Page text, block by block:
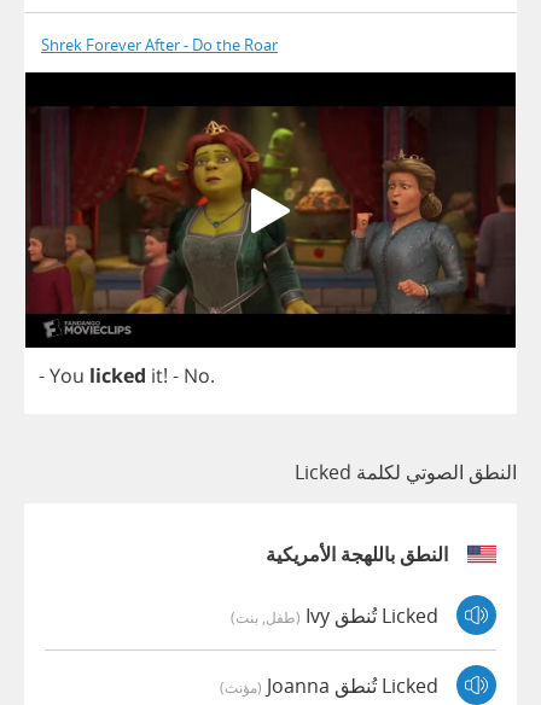
Shrek Forever After - Do the Roar
-You licked it! - No.
النطق الصوتي لكلمة Licked
النطق باللهجة الأمريكية
Licked تُنطق Ivy (طفل, بنت)
Licked تُنطق Joanna (مؤنث)